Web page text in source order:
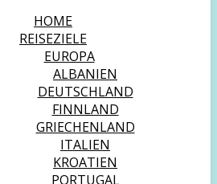
HOME
REISEZIELE
EUROPA
ALBANIEN
DEUTSCHLAND
FINNLAND
GRIECHENLAND
ITALIEN
KROATIEN
PORTUGAL